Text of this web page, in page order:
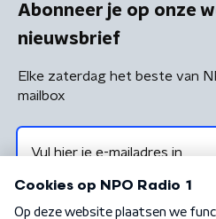
Abonneer je op onze
nieuwsbrief
Elke zaterdag het beste van
mailbox